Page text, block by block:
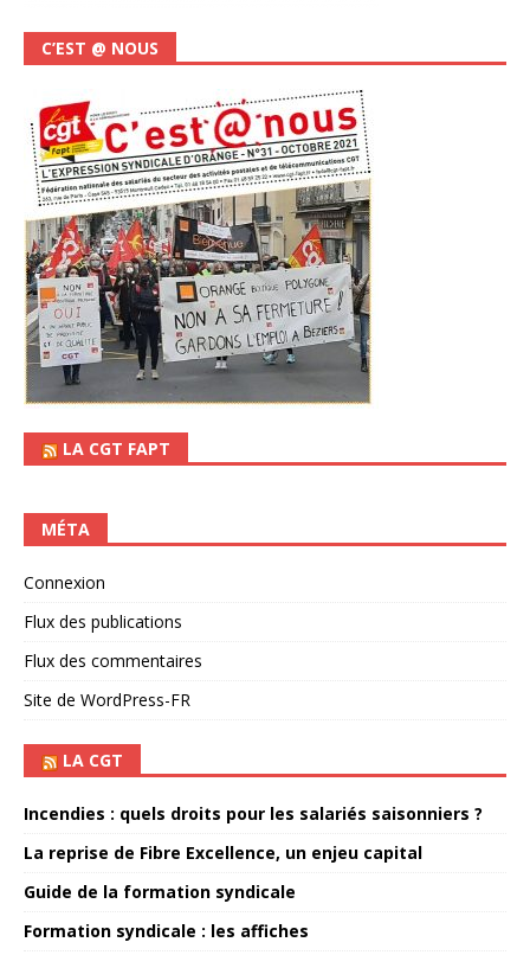
C’EST @ NOUS
LA CGT FAPT
MÉTA
Connexion
Flux des publications
Flux des commentaires
Site de WordPress-FR
LA CGT
Incendies : quels droits pour les salariés saisonniers ?
La reprise de Fibre Excellence, un enjeu capital
Guide de la formation syndicale
Formation syndicale : les affiches